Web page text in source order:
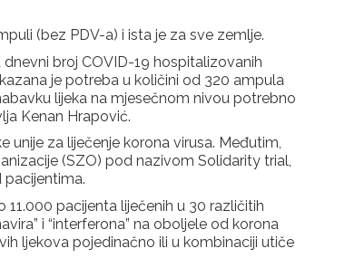
(bez PDV-a) i ista je za sve zemlje.
broj COVID-19 hospitalizovanih
je potreba u količini od 320 ampula
lijeka na mjesečnom nivou potrebno
Kenan Hrapović.
unije za liječenje korona virusa. Međutim,
(SZO) pod nazivom Solidarity trial,
pacijentima.
11.000 pacijenta liječenih u 30 različitih
i “interferona” na oboljele od korona
ljekova pojedinačno ili u kombinaciji utiče